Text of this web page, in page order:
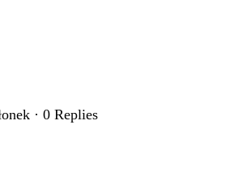
· 0 Replies